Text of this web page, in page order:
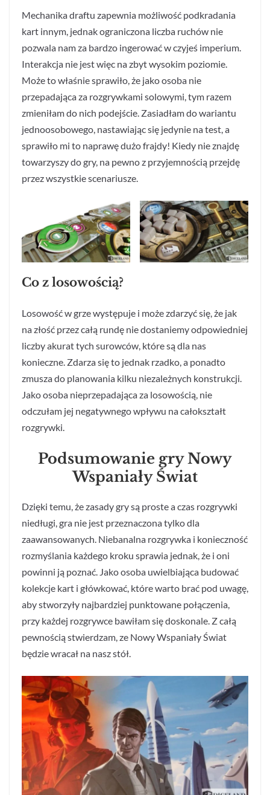
Mechanika draftu zapewnia możliwość podkradania
kart innym, jednak ograniczona liczba ruchów nie
pozwala nam za bardzo ingerować w czyjeś imperium.
Interakcja nie jest więc na zbyt wysokim poziomie.
Może to właśnie sprawiło, że jako osoba nie
przepadająca za rozgrywkami solowymi, tym razem
zmieniłam do nich podejście. Zasiadłam do wariantu
jednoosobowego, nastawiając się jedynie na test, a
sprawiło mi to naprawę dużo frajdy! Kiedy nie znajdę
towarzyszy do gry, na pewno z przyjemnością przejdę
przez wszystkie scenariusze.
Co z losowością?
Losowość w grze występuje i może zdarzyć się, że jak
na złość przez całą rundę nie dostaniemy odpowiedniej
liczby akurat tych surowców, które są dla nas
konieczne. Zdarza się to jednak rzadko, a ponadto
zmusza do planowania kilku niezależnych konstrukcji.
Jako osoba nieprzepadająca za losowością, nie
odczułam jej negatywnego wpływu na całokształt
rozgrywki.
Podsumowanie gry Nowy
Wspaniały Świat
Dzięki temu, że zasady gry są proste a czas rozgrywki
niedługi, gra nie jest przeznaczona tylko dla
zaawansowanych. Niebanalna rozgrywka i konieczność
rozmyślania każdego kroku sprawia jednak, że i oni
powinni ją poznać. Jako osoba uwielbiająca budować
kolekcje kart i główkować, które warto brać pod uwagę,
aby stworzyły najbardziej punktowane połączenia,
przy każdej rozgrywce bawiłam się doskonale. Z całą
pewnością stwierdzam, ze Nowy Wspaniały Świat
będzie wracał na nasz stół.